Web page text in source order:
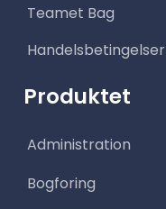
m
Teamet Bag
Handelsbetingelser
Produktet
Administration
Bogforing